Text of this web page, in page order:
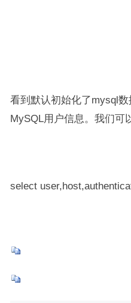
看到默认初始化了mysql
MySQL用户信息。我们可
select